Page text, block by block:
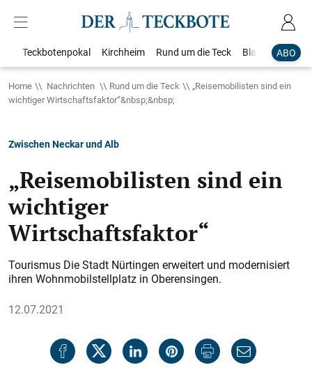
ABO
Teckbotenpokal Kirchheim Rund um die Teck Blaulicht
Home Nachrichten Rund um die Teck
„Reisemobilisten sind ein
wichtiger Wirtschaftsfaktor“&nbsp;&nbsp;
Zwischen Neckar und Alb
„Reisemobilisten sind ein
wichtiger
Wirtschaftsfaktor“
Tourismus Die Stadt Nürtingen erweitert und modernisiert
ihren Wohnmobilstellplatz in Oberensingen.
12.07.2021